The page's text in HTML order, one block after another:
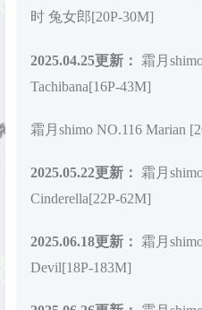
时 兔女郎[20P-30M]
2025.04.25更新：
霜月
Tachibana[16P-43M]
霜月shimo NO.116 Marian
2025.05.22更新：
霜月
Cinderella[22P-62M]
2025.06.18更新：
霜月
Devil[18P-183M]